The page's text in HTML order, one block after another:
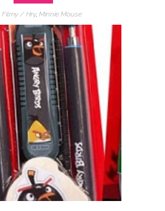
Filmy / Hry, Minnie Mouse